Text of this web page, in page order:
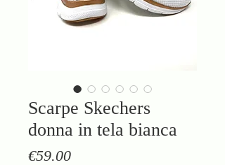
Scarpe Skechers
donna in tela bianca
€59.00Price